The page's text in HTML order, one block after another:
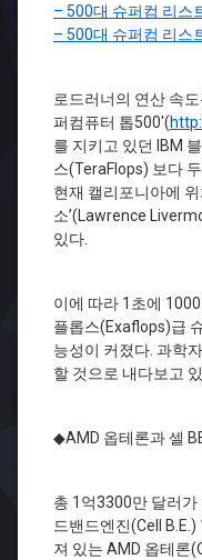
– 500대 슈퍼컴 리스
– 500대 슈퍼컴 리스
로드러너의 연산 속
퍼컴퓨터 톱500′(
를 지키고 있던 IBM
스(TeraFlops) 보다
현재 캘리포니아에
소’(Lawrence
있다.
이에 따라 1초에
플롭스(Exaflops)급
능성이 커졌다. 과학
할 것으로 내다보고
◆AMD 옵테론과 셀
총 1억3300만 달러가
드밴드엔진(Cell
져 있는 AMD 옵테론